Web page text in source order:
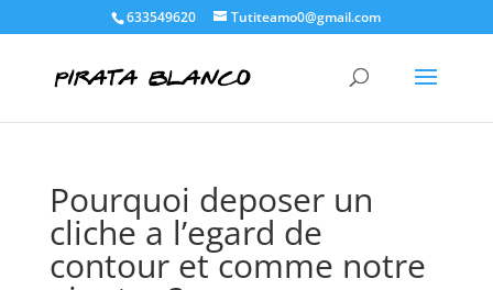
633549620 Tutiteamo0@gmail.com
Pourquoi deposer un
cliche a l’egard de
contour et comme notre